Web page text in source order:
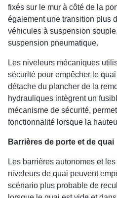
fixés sur le mur à côté de la
également une transition plus
véhicules à suspension
suspension pneumatique.
Les niveleurs mécaniques
sécurité pour empêcher le
détache du plancher de la
hydrauliques intègrent un
mécanisme de sécurité,
fonctionnalité lorsque la
Barrières de porte et de quai
Les barrières autonomes et
niveleurs de quai peuvent
scénario plus probable de